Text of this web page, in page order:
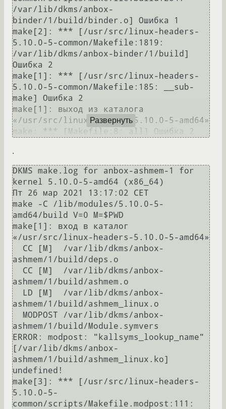
/var/lib/dkms/anbox-
binder/1/build/binder.o] Ошибка 1
make[2]: *** [/usr/src/linux-headers-
5.10.0-5-common/Makefile:1819:
/var/lib/dkms/anbox-binder/1/build]
Ошибка 2
make[1]: *** [/usr/src/linux-headers-
5.10.0-5-common/Makefile:185: __sub-
make] Ошибка 2
make[1]: выход из каталога
«/usr/src/linux-headers-5.10.0-5-amd64»
Развернуть
.
DKMS make.log for anbox-ashmem-1 for
kernel 5.10.0-5-amd64 (x86_64)
Пт 26 мар 2021 13:17:02 CET
make -C /lib/modules/5.10.0-5-
amd64/build V=0 M=$PWD
make[1]: вход в каталог
«/usr/src/linux-headers-5.10.0-5-amd64»
ashmem/1/build/deps.o
ashmem/1/build/ashmem.o
ashmem/1/build/ashmem_linux.o
ashmem/1/build/Module.symvers
ERROR: modpost: "kallsyms_lookup_name"
[/var/lib/dkms/anbox-
ashmem/1/build/ashmem_linux.ko]
undefined!
make[3]: *** [/usr/src/linux-headers-
5.10.0-5-
common/scripts/Makefile.modpost:111: